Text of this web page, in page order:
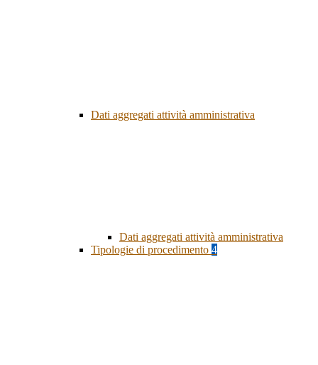
Dati aggregati attività amministrativa
Dati aggregati attività amministrativa
Tipologie di procedimento 4